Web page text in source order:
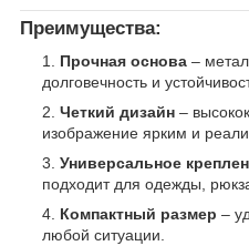
Преимущества:
Прочная основа –
долговечность и
Четкий дизайн –
изображение ярким и
Универсальное
подходит для одежды,
Компактный размер –
любой ситуации.